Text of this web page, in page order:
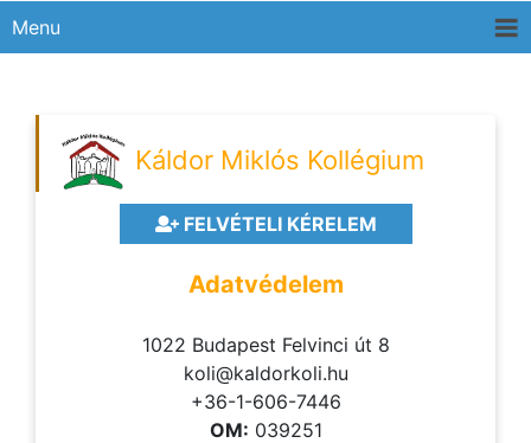
Menu
Káldor Miklós Kollégium
FELVÉTELI KÉRELEM
Adatvédelem
1022 Budapest Felvinci út 8
koli@kaldorkoli.hu
+36-1-606-7446
OM: 039251